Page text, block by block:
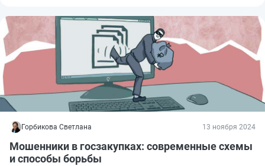
Горбикова Светлана 13 ноября 2024
Мошенники в госзакупках: современные схемы
и способы борьбы